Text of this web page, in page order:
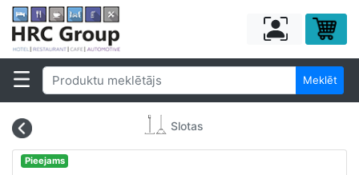
Meklēt
Slotas
Pieejams